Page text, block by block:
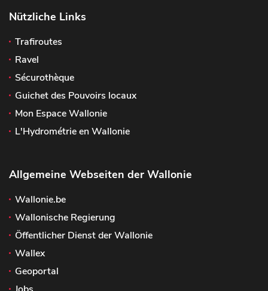
Nützliche Links
Trafiroutes
Ravel
Sécurothèque
Guichet des Pouvoirs locaux
Mon Espace Wallonie
L'Hydrométrie en Wallonie
Allgemeine Webseiten der Wallonie
Wallonie.be
Wallonische Regierung
Öffentlicher Dienst der Wallonie
Wallex
Geoportal